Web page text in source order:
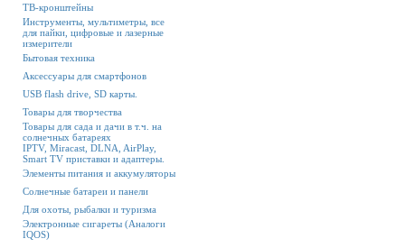
ТВ-кронштейны
Инструменты, мультиметры, все
для пайки, цифровые и лазерные
измерители
Бытовая техника
Аксессуары для смартфонов
USB flash drive, SD карты.
Товары для творчества
Товары для сада и дачи в т.ч. на
солнечных батареях
IPTV, Miracast, DLNA, AirPlay,
Smart TV приставки и адаптеры.
Элементы питания и аккумуляторы
Солнечные батареи и панели
Для охоты, рыбалки и туризма
Электронные сигареты (Аналоги
IQOS)